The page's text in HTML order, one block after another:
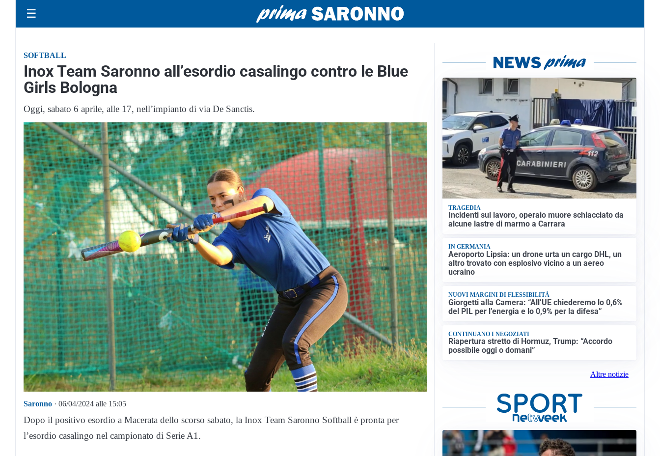
☰
SOFTBALL
Inox Team Saronno all’esordio casalingo contro le Blue
Girls Bologna
Oggi, sabato 6 aprile, alle 17, nell’impianto di via De Sanctis.
Saronno · 06/04/2024 alle 15:05
Dopo il positivo esordio a Macerata dello scorso sabato, la Inox Team Saronno Softball è pronta per
l’esordio casalingo nel campionato di Serie A1.
TRAGEDIA
Incidenti sul lavoro, operaio muore schiacciato da
alcune lastre di marmo a Carrara
IN GERMANIA
Aeroporto Lipsia: un drone urta un cargo DHL, un
altro trovato con esplosivo vicino a un aereo
ucraino
NUOVI MARGINI DI FLESSIBILITÀ
Giorgetti alla Camera: “All’UE chiederemo lo 0,6%
del PIL per l’energia e lo 0,9% per la difesa”
CONTINUANO I NEGOZIATI
Riapertura stretto di Hormuz, Trump: “Accordo
possibile oggi o domani”
Altre notizie